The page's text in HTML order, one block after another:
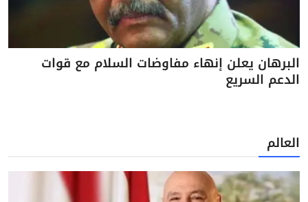
البرهان يعلن إنهاء مفاوضات السلام مع قوات
الدعم السريع
العالم